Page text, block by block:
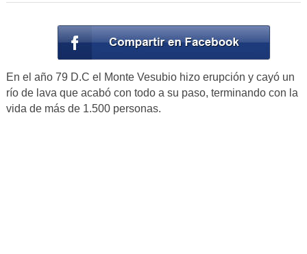
En el año 79 D.C el Monte Vesubio hizo erupción y cayó un
río de lava que acabó con todo a su paso, terminando con la
vida de más de 1.500 personas.